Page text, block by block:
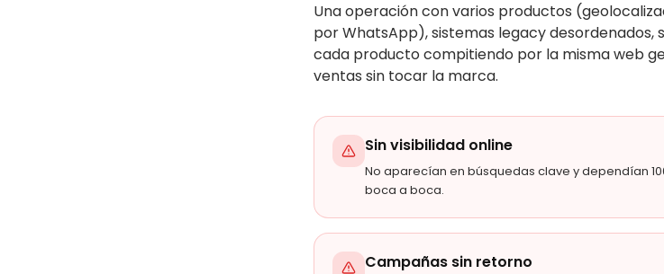
Una operación con varios productos
por WhatsApp), sistemas legacy
cada producto compitiendo por la misma web
ventas sin tocar la marca.
Sin visibilidad online
No aparecían en búsquedas clave y dependían
boca a boca.
Campañas sin retorno